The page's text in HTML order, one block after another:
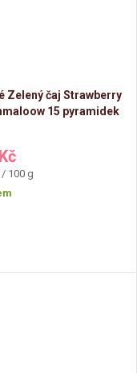
Zelený čaj Strawberry
15 pyramidek
/ 100 g